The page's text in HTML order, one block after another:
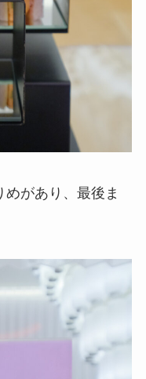
めがあり、最後ま